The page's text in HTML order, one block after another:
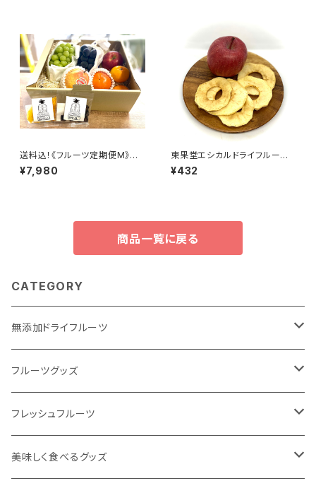
送料込！《フルーツ定期便M》家
族みんなで！フルーツセット【東
果堂厳選！旬のフルーツ詰め合
¥7,980
東果堂エシカルドライフルー
ツ ふじ
¥432
商品一覧に戻る
CATEGORY
無添加ドライフルーツ
ドライフルーツで #おきかえおやつ
定番人気のドライフルーツ
季節フルーツの新作ドライフルーツ
フルーツグッズ
飲むフルーツゼリー
無添加フルーツジャム
フレッシュフルーツ
フルーツ定期便
美味しく食べるグッズ